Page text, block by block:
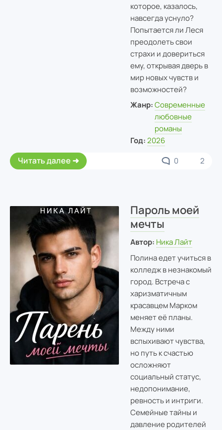
которое, казалось,
навсегда уснуло?
Попытается ли Леся
преодолеть свои
страхи и довериться
ему, открывая дверь в
мир новых чувств и
возможностей?
Жанр: Современные
любовные
романы
Год: 2026
Читать далее 0 2
Пароль моей
мечты
Автор: Ника Лайт
Полина едет учиться в
колледж в незнакомый
город. Встреча с
харизматичным
красавцем Марком
меняет её планы.
Между ними
вспыхивают чувства,
но путь к счастью
осложняют
социальный статус,
недопонимание,
ревность и интриги.
Семейные тайны и
давление родителей